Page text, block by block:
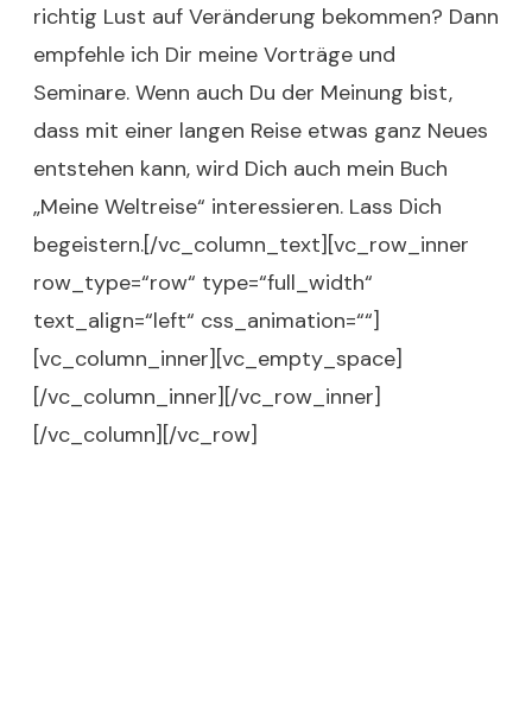
richtig Lust auf Veränderung bekommen? Dann
empfehle ich Dir meine Vorträge und
Seminare. Wenn auch Du der Meinung bist,
dass mit einer langen Reise etwas ganz Neues
entstehen kann, wird Dich auch mein Buch
„Meine Weltreise“ interessieren. Lass Dich
begeistern.[/vc_column_text][vc_row_inner
row_type=“row“ type=“full_width“
text_align=“left“ css_animation=““]
[vc_column_inner][vc_empty_space]
[/vc_column_inner][/vc_row_inner]
[/vc_column][/vc_row]